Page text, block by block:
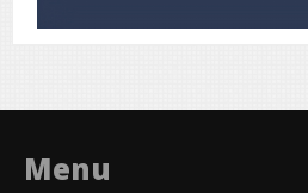
Menu